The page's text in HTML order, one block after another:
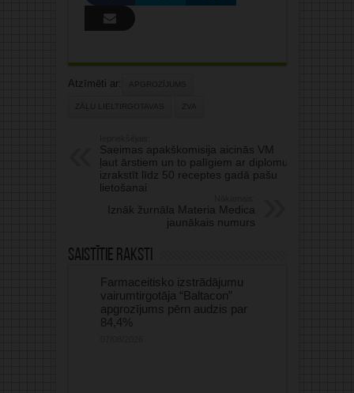
Atzīmēti ar: APGROZĪJUMS
ZĀĻU LIELTIRGOTAVAS ZVA
Saeimas apakškomisija aicinās VM
ļaut ārstiem un to palīgiem ar diplomu
izrakstīt līdz 50 receptes gadā pašu
lietošanai
Iznāk žurnāla Materia Medica
jaunākais numurs
Saistītie raksti
Farmaceitisko izstrādājumu
vairumtirgotāja “Baltacon”
apgrozījums pērn audzis par
84,4%